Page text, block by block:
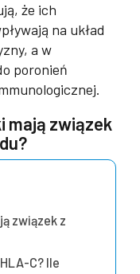
że ich
na układ
a w
poronień
mają związek
związek z
C? Ile